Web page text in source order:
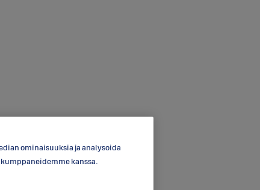
ominaisuuksia ja analysoida
kanssa.